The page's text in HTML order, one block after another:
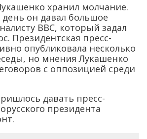
хранил молчание.
он давал большое
ВВС, который задал
Президентская пресс-
опубликовала несколько
но мнения Лукашенко
с оппозицией среди
давать пресс-
президента